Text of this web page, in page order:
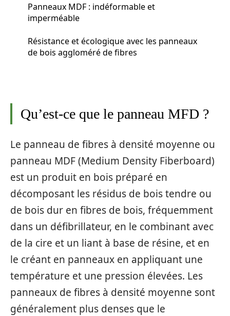
Panneaux MDF : indéformable et
imperméable
Résistance et écologique avec les panneaux
de bois aggloméré de fibres
Qu’est-ce que le panneau MFD ?
Le panneau de fibres à densité moyenne ou
panneau MDF (Medium Density Fiberboard)
est un produit en bois préparé en
décomposant les résidus de bois tendre ou
de bois dur en fibres de bois, fréquemment
dans un défibrillateur, en le combinant avec
de la cire et un liant à base de résine, et en
le créant en panneaux en appliquant une
température et une pression élevées. Les
panneaux de fibres à densité moyenne sont
généralement plus denses que le